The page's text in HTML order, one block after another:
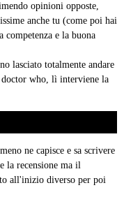
opinioni opposte,
anche tu (come poi hai
e la buona
lasciato totalmente andare
who, lì interviene la
ne capisce e sa scrivere
la recensione ma il
all'inizio diverso per poi